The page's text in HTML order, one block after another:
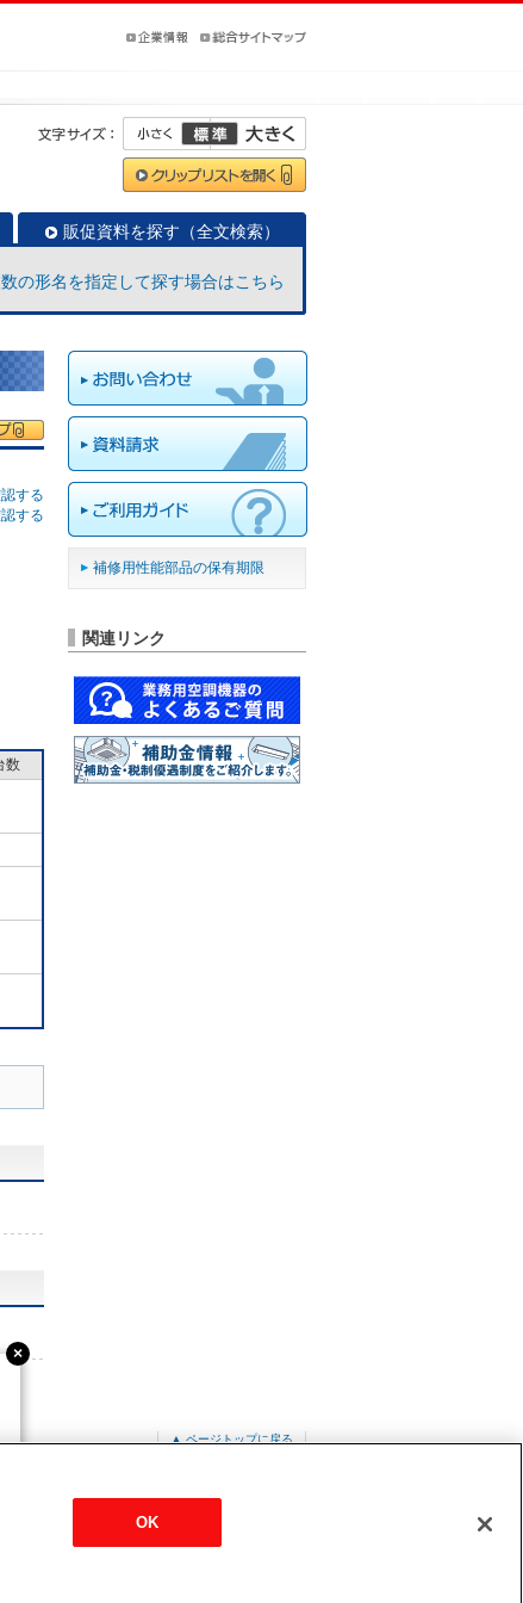
販促資料を探す（全文検索）
の形名を指定して探す場合はこちら
する
する
数
補修用性能部品の保有期限
関連リンク
▲ ページトップに戻る
OK